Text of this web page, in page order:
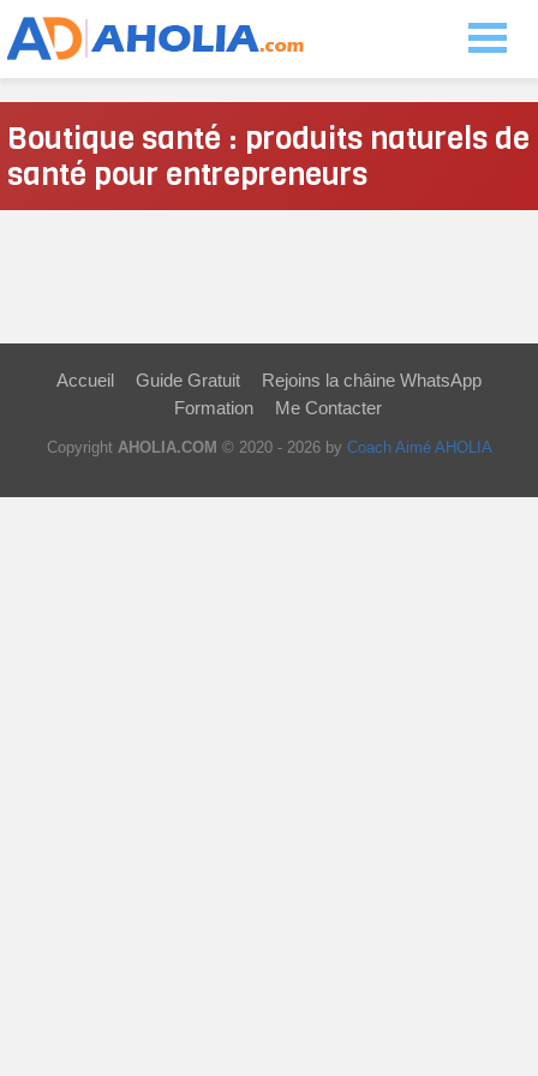
Boutique santé : produits naturels de
santé pour entrepreneurs
Accueil Guide Gratuit
Rejoins la châine WhatsApp
Formation
Me Contacter
Copyright AHOLIA.COM © 2020 - 2026 by Coach Aimé AHOLIA